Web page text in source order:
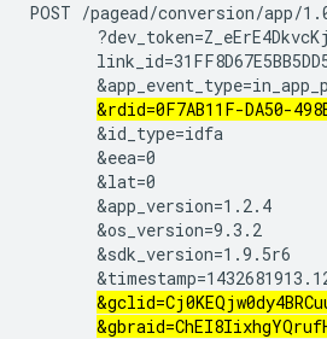
POST /pagead/conversion/app/
&rdid=0F7AB11F-DA50-
       &id_type=idfa
       &eea=0
       &lat=0
       &app_version=1.2.4
       &os_version=9.3.2
       &sdk_version=1.9.5r6